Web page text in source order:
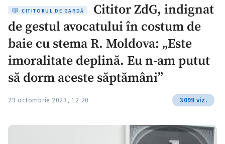
Special
Blog
CITITORUL DE GARDĂ
Cititor ZdG, indignat
de gestul avocatului în costum de
baie cu stema R. Moldova: „Este
imoralitate deplină. Eu n-am putut
să dorm aceste săptămâni”
29 octombrie 2023, 12:20 3099 viz.